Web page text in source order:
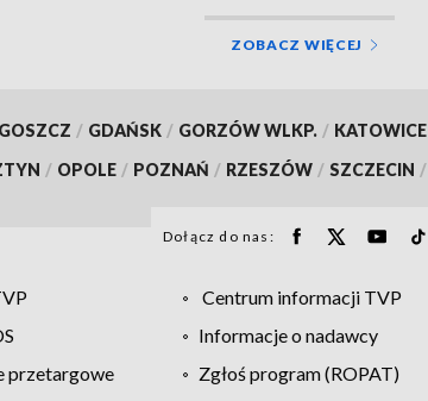
ZOBACZ WIĘCEJ
/ GDAŃSK / GORZÓW WLKP. / KATOWICE
/ OPOLE / POZNAŃ / RZESZÓW / SZCZECIN /
Dołącz do nas:
Centrum informacji TVP
Informacje o nadawcy
przetargowe Zgłoś program (ROPAT)